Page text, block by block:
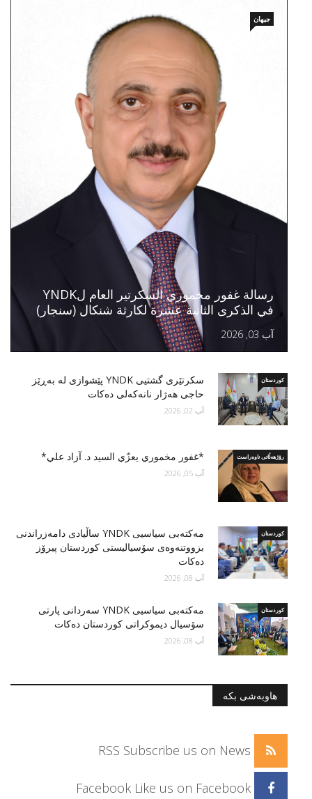
رسالة غفور مخموري السكرتير العام لYNDK
في الذكرى الثانية عشرة لكارثة شنكال (سنجار)
آب 03, 2026
جیهان
سكرتێری گشتیی YNDK پێشوازى لە بەڕێز
حاجی هەژار نانەکەلی دەکات
کوردستان
آب 02, 2026
*غفور مخموري يعزّي السید د. آزاد علي* رۆژهەڵاتی ناوەراست
آب 05, 2026
مه‌كته‌بی سیاسیی YNDK ساڵیادی دامەزراندنی
بزووتنه‌وه‌ى سۆسياليستى كوردستان پیرۆز
دەكات
کوردستان
آب 08, 2026
مه‌كته‌بی سیاسیی YNDK سه‌ردانى پارتى
سۆسيال ديموكراتى كوردستان دەكات
کوردستان
آب 08, 2026
هاوبەشی بکە
RSS Subscribe us on News
Facebook Like us on Facebook